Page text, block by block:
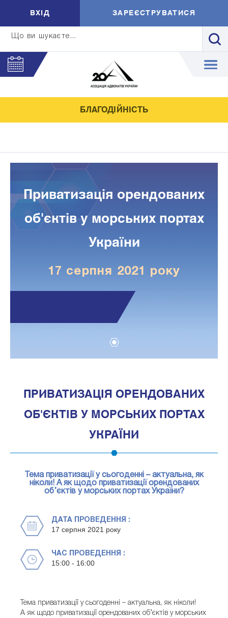
Що ви шукаєте...
ВXIД ЗАРЕЄСТРУВАТИСЯ
БЛАГОДІЙНІСТЬ
Приватизація орендованих
об'єктів у морських портах
України
17 серпня 2021 року
ПРИВАТИЗАЦІЯ ОРЕНДОВАНИХ
ОБ'ЄКТІВ У МОРСЬКИХ ПОРТАХ
УКРАЇНИ
Тема приватизації у сьогоденні – актуальна, як
ніколи! А як щодо приватизації орендованих
об’єктів у морських портах України?
ДАТА ПРОВЕДЕННЯ :
17 серпня 2021 року
ЧАС ПРОВЕДЕННЯ :
15:00 - 16:00
Тема приватизації у сьогоденні – актуальна, як ніколи!
А як щодо приватизації орендованих об’єктів у морських